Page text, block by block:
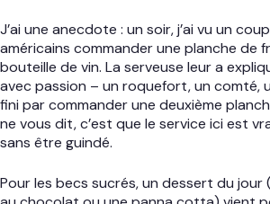
J’ai une anecdote : un soir, j’ai vu un
américains commander une planche de
bouteille de vin. La serveuse leur a
avec passion – un roquefort, un comté,
fini par commander une deuxième
ne vous dit, c’est que le service ici est
sans être guindé.
Pour les becs sucrés, un dessert du